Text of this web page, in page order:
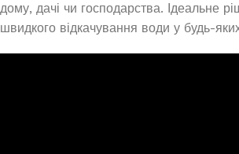
дому, дачі чи господарства. Ідеальне
швидкого відкачування води у будь-